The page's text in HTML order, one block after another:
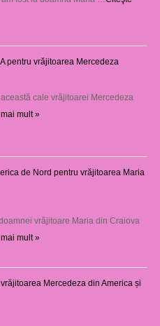
pentru vrăjitoarea Mercedeza
cale vrăjitoarei Mercedeza
mult »
de Nord pentru vrăjitoarea Maria
vrăjitoare Maria din Craiova
mult »
Mercedeza din America și